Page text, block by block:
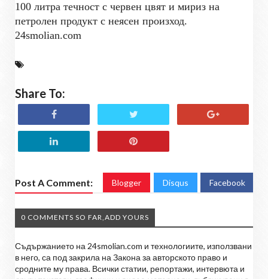
100 литра течност с червен цвят и мириз на
петролен продукт с неясен произход.
24smolian.com
Share To:
Post A Comment: Blogger Disqus Facebook
0 COMMENTS SO FAR,ADD YOURS
Съдържанието на 24smolian.com и технологиите, използвани
в него, са под закрила на Закона за авторското право и
сродните му права. Всички статии, репортажи, интервюта и